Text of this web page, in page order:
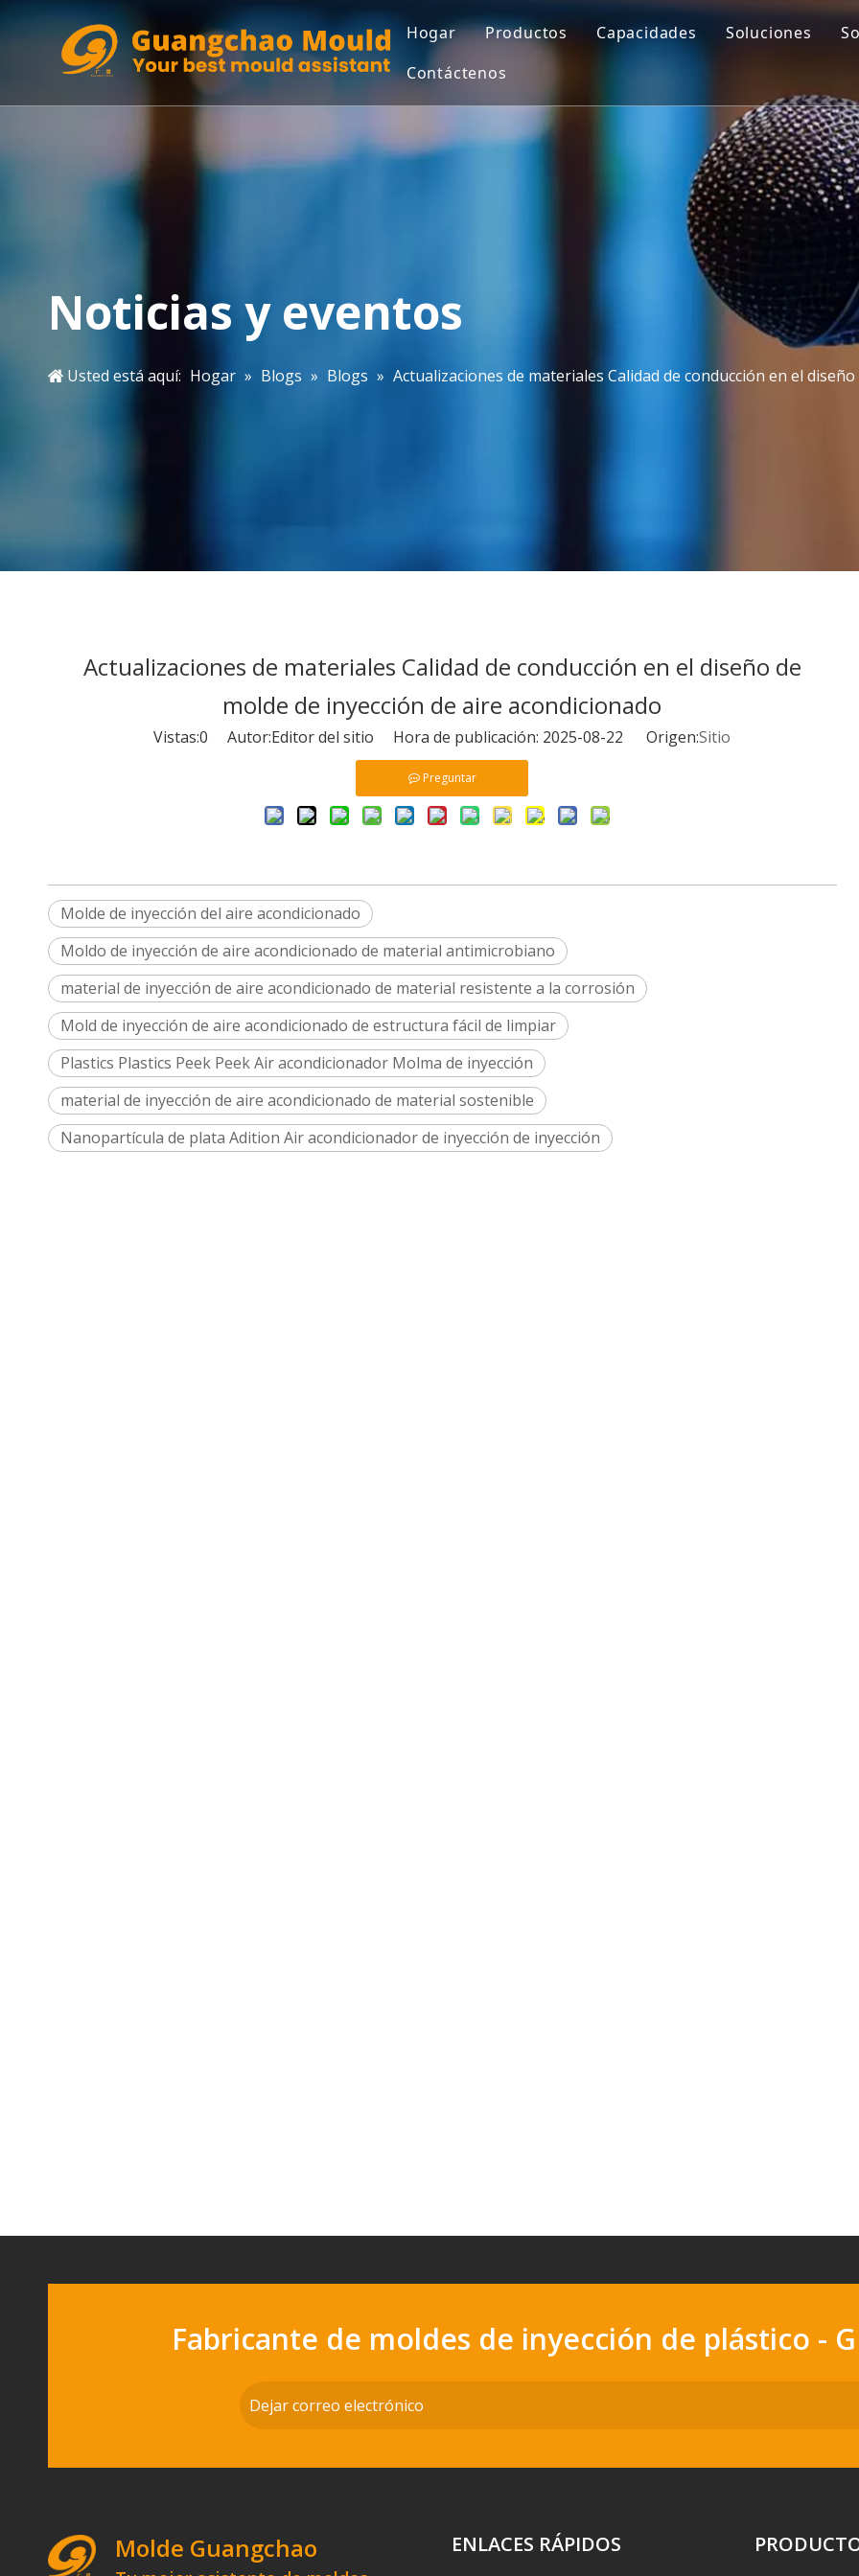
Hogar Productos
Molde de piezas de motocicleta
Molde para muebles de exterior
Molde de preformas de PET
Molde de soplado
Capacidades
Mecanizado CNC
Fabricación de moldes
Control de calidad
Moldeo por inyección
Soluciones
Insertar
Molde de
Contáctenos
Noticias y eventos
Usted está aquí: Hogar » Blogs » Blogs » Actualizaciones de materiales Calidad de conducción en el
Actualizaciones de materiales Calidad de conducción en el diseño de
molde de inyección de aire acondicionado
Vistas:0 Autor:Editor del sitio Hora de publicación: 2025-08-22 Origen:Sitio
Preguntar
Molde de inyección del aire acondicionado
Moldo de inyección de aire acondicionado de material antimicrobiano
material de inyección de aire acondicionado de material resistente a la corrosión
Mold de inyección de aire acondicionado de estructura fácil de limpiar
Plastics Plastics Peek Peek Air acondicionador Molma de inyección
material de inyección de aire acondicionado de material sostenible
Nanopartícula de plata Adition Air acondicionador de inyección de inyección
Fabricante de moldes de inyección de plástico -
Molde Guangchao ENLACES RÁPIDOS